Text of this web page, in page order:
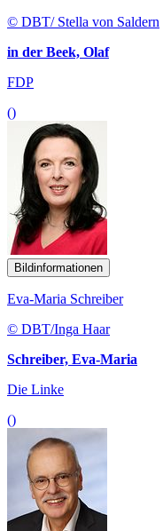
© DBT/ Stella von Saldern
in der Beek, Olaf
FDP
()
Bildinformationen
Eva-Maria Schreiber
© DBT/Inga Haar
Schreiber, Eva-Maria
Die Linke
()